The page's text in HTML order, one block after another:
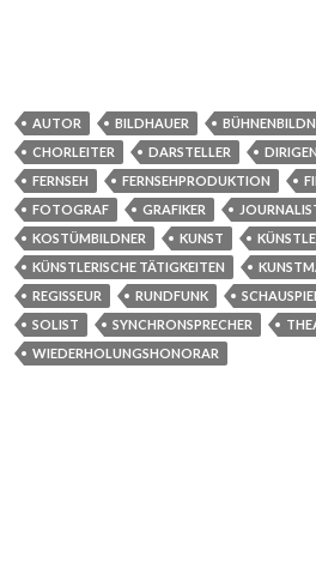
AUTOR BILDHAUER
CHORLEITER
DARSTELLER
FERNSEH
FERNSEHPRODUKTION
FOTOGRAF
GRAFIKER
KOSTÜMBILDNER
KUNST
KÜNSTLERISCHE TÄTIGKEITEN
REGISSEUR
RUNDFUNK
SOLIST
SYNCHRONSPRECHER
WIEDERHOLUNGSHONORAR